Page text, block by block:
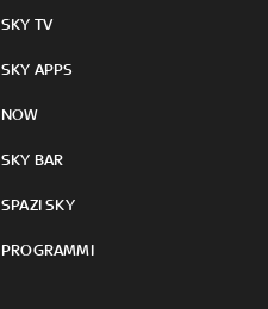
SKY TV
SKY APPS
NOW
SKY BAR
SPAZI SKY
PROGRAMMI